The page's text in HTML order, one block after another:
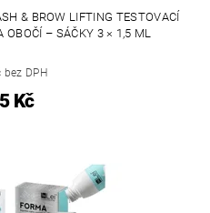
& BROW LIFTING TESTOVACÍ
– SÁČKY 3 × 1,5 ML
bez DPH
Kč